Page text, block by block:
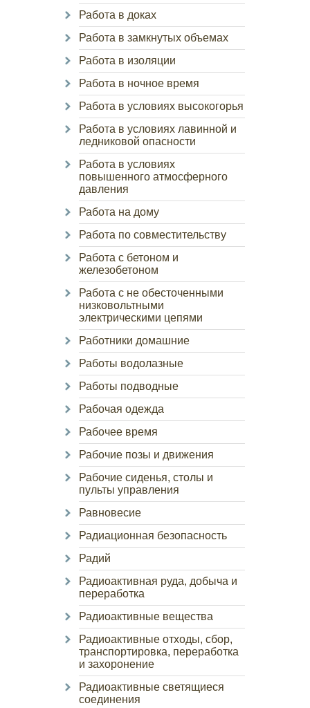
Работа в доках
Работа в замкнутых объемах
Работа в изоляции
Работа в ночное время
Работа в условиях высокогорья
Работа в условиях лавинной и
ледниковой опасности
Работа в условиях
повышенного атмосферного
давления
Работа на дому
Работа по совместительству
Работа с бетоном и
железобетоном
Работа с не обесточенными
низковольтными
электрическими цепями
Работники домашние
Работы водолазные
Работы подводные
Рабочая одежда
Рабочее время
Рабочие позы и движения
Рабочие сиденья, столы и
пульты управления
Равновесие
Радиационная безопасность
Радий
Радиоактивная руда, добыча и
переработка
Радиоактивные вещества
Радиоактивные отходы, сбор,
транспортировка, переработка
и захоронение
Радиоактивные светящиеся
соединения